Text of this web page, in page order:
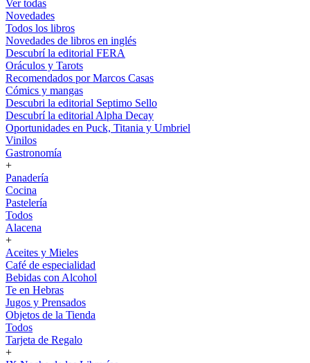
Ver todas
Novedades
Todos los libros
Novedades de libros en inglés
Descubrí la editorial FERA
Oráculos y Tarots
Recomendados por Marcos Casas
Cómics y mangas
Descubri la editorial Septimo Sello
Descubrí la editorial Alpha Decay
Oportunidades en Puck, Titania y Umbriel
Vinilos
Gastronomía
+
Panadería
Cocina
Pastelería
Todos
Alacena
+
Aceites y Mieles
Café de especialidad
Bebidas con Alcohol
Te en Hebras
Jugos y Prensados
Objetos de la Tienda
Todos
Tarjeta de Regalo
+